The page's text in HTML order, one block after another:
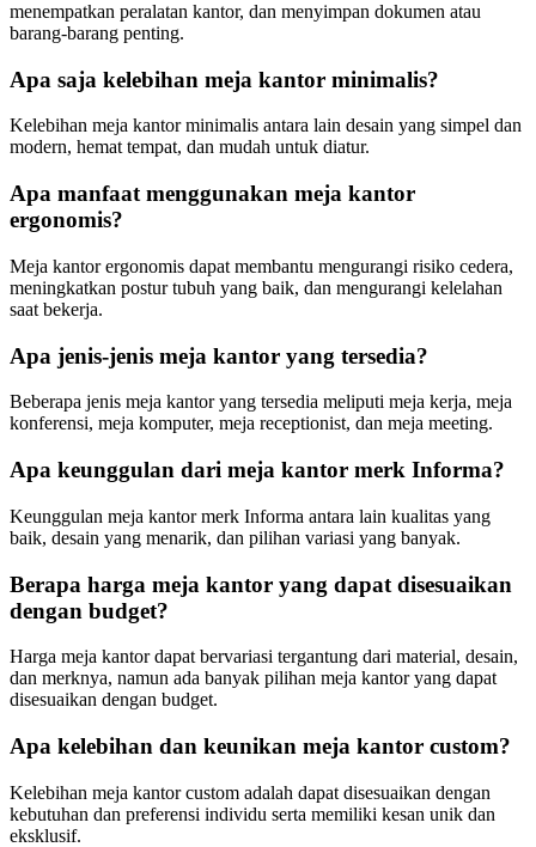
menempatkan peralatan kantor, dan menyimpan dokumen atau
barang-barang penting.
Apa saja kelebihan meja kantor minimalis?
Kelebihan meja kantor minimalis antara lain desain yang simpel dan
modern, hemat tempat, dan mudah untuk diatur.
Apa manfaat menggunakan meja kantor
ergonomis?
Meja kantor ergonomis dapat membantu mengurangi risiko cedera,
meningkatkan postur tubuh yang baik, dan mengurangi kelelahan
saat bekerja.
Apa jenis-jenis meja kantor yang tersedia?
Beberapa jenis meja kantor yang tersedia meliputi meja kerja, meja
konferensi, meja komputer, meja receptionist, dan meja meeting.
Apa keunggulan dari meja kantor merk Informa?
Keunggulan meja kantor merk Informa antara lain kualitas yang
baik, desain yang menarik, dan pilihan variasi yang banyak.
Berapa harga meja kantor yang dapat disesuaikan
dengan budget?
Harga meja kantor dapat bervariasi tergantung dari material, desain,
dan merknya, namun ada banyak pilihan meja kantor yang dapat
disesuaikan dengan budget.
Apa kelebihan dan keunikan meja kantor custom?
Kelebihan meja kantor custom adalah dapat disesuaikan dengan
kebutuhan dan preferensi individu serta memiliki kesan unik dan
eksklusif.